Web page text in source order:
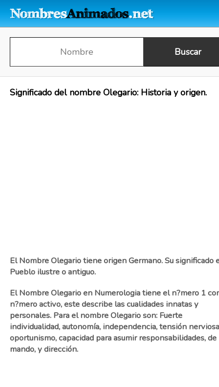
Significado del nombre Olegario: Historia y origen.
El Nombre Olegario tiene origen Germano. Su significado
Pueblo ilustre o antiguo.
El Nombre Olegario en Numerologia tiene el n?mero 1
n?mero activo, este describe las cualidades innatas y
personales. Para el nombre Olegario son: Fuerte
individualidad, autonomía, independencia, tensión
oportunismo, capacidad para asumir responsabilidades, de
mando, y dirección.